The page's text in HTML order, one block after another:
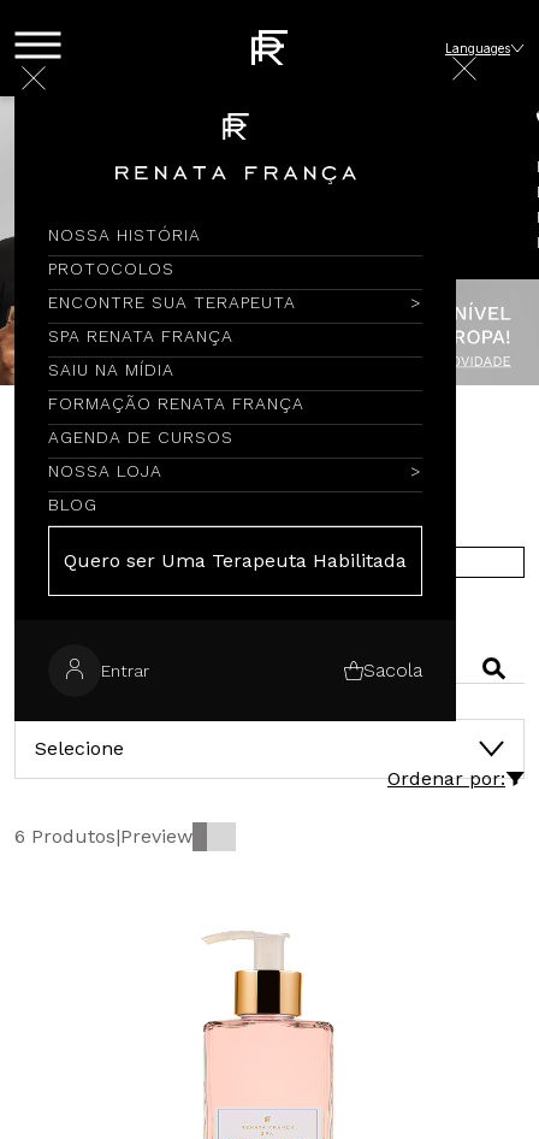
NOSSA HISTÓRIA
PROTOCOLOS
ENCONTRE SUA TERAPEUTA
SPA RENATA FRANÇA
SAIU NA MÍDIA
FORMAÇÃO RENATA FRANÇA
AGENDA DE CURSOS
NOSSA LOJA
BLOG
Quero ser Uma Terapeuta Habilitada
Entrar Sacola
Languages
Encontre por Nome
COMPRE NA EUROPA
Selecione
Ordenar por:
6 Produtos|Preview